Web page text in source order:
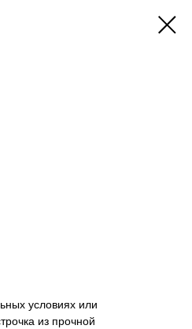
условиях или
из прочной